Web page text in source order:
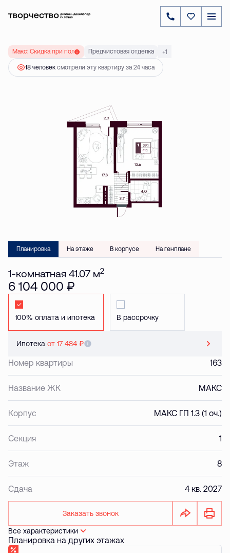
1-комнатная41.07 м
6 104 000 ₽
Макс: Скидка при полной оплате до 20 %
Предчистовая отделка +1
18 человек смотрели эту квартиру за 24 часа
Планировка На этаже В корпусе На генплане
1-комнатная 41.07 м2
6 104 000 ₽
Стандартная Стандартная
Ипотека от 17 484 ₽
Номер квартиры 163
Название ЖК МАКС
Корпус МАКС ГП 1.3 (1 оч.)
Секция 1
Этаж 8
Сдача 4 кв. 2027
Заказать звонок
Все характеристики
Планировка на других этажах